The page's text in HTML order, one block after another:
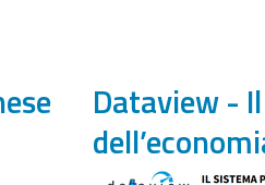
Dataview -